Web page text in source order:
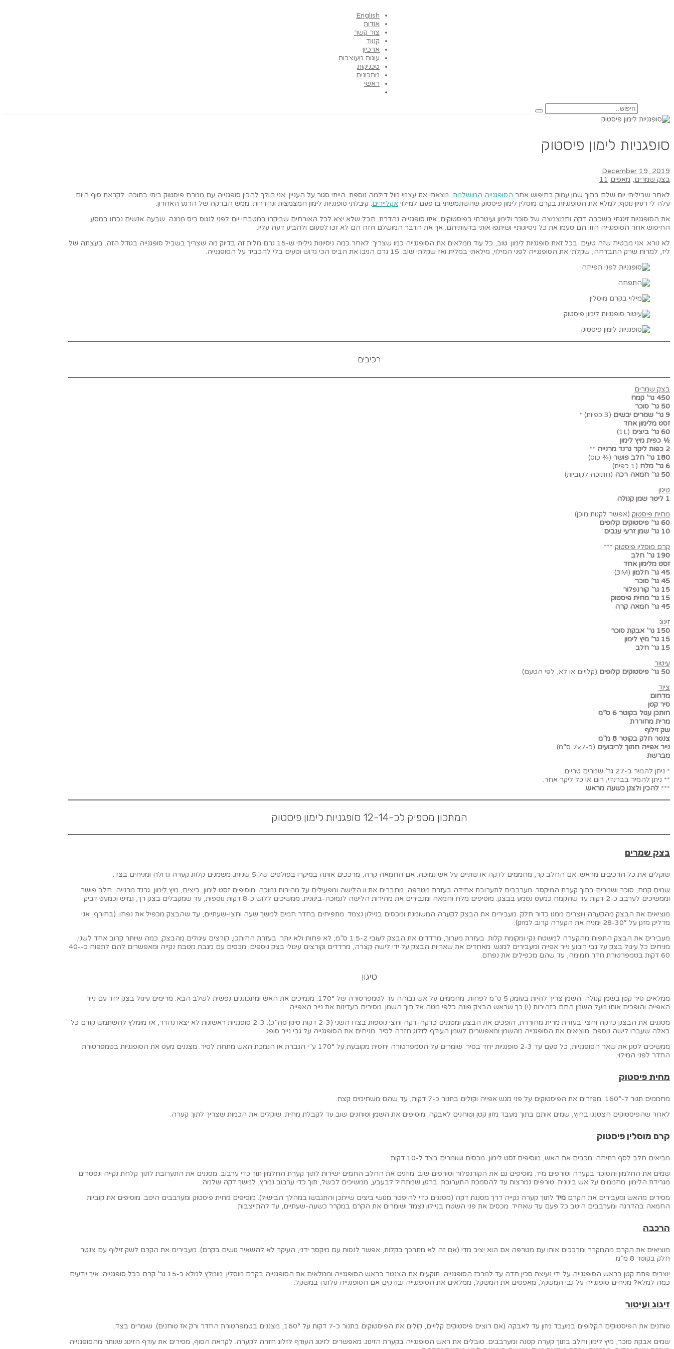
English
אודות
צור קשר
קנווד
ארכיון
עוגות מעוצבות
טכניקות
מתכונים
ראשי
סופגניות לימון פיסטוק
December 19, 2019
בצק שמרים, מאפים 11
לאחר שביליתי יום שלם בתוך שמן עמוק בחיפוש אחר הסופגנייה המושלמת, מצאתי את עצמי מול דילמה נוספת. הייתי סגור על העניין. אני הולך להכין סופגנייה עם ממרח פיסטוק ביתי בתוכה. לקראת סוף היום,
עלה לי רעיון נוסף; למלא את הסופגניות בקרם מוסלין לימון פיסטוק שהשתמשתי בו פעם למילוי אקליירים. קיבלתי סופגניות לימון חמצמצות ונהדרות. ממש הברקה של הרגע האחרון.
את הסופגניות זיגגתי בשכבה דקה וחמצמצה של סוכר ולימון ועיטרתי בפיסטוקים. איזו סופגנייה נהדרת. חבל שלא יצא לכל האורחים שביקרו במטבחי יום לפני לנגוס ביס ממנה. שבעה אנשים נכחו במסע
החיפוש אחר הסופגנייה הזו. הם טעמו את כל ניסיונותיי ושיתפו אותי בדעותיהם. אך את הדבר המושלם הזה הם לא זכו לטעום ולהביע דעה עליו.
לא נורא. אני מבטיח שזה טעים. בכל זאת סופגניות לימון. טוב, כל עוד ממלאים את הסופגנייה כמו שצריך. לאחר כמה ניסיונות גיליתי ש-15 גרם מלית זה בדיוק מה שצריך בשביל סופגנייה בגודל הזה. בעצתה של
ליז, למרות שרק התבדחה, שקלתי את הסופגנייה לפני המילוי, מילאתי במלית ואז שקלתי שוב. 15 גרם הניבו את הביס הכי גדוש וטעים בלי להכביד על הסופגנייה.
רכיבים
בצק שמרים
450 גר’ קמח
50 גר’ סוכר
9 גר’ שמרים יבשים
(3 כפיות)
*
זסט מלימון אחד
60 גר’ ביצים
(1L)
½ כפית מיץ לימון
2 כפות ליקר גרנד מרנייה
**
180 גר’ חלב פושר
(¾ כוס)
6 גר’ מלח
(1 כפית)
50 גר’ חמאה רכה
(חתוכה לקוביות)
טיגון
1 ליטר שמן קנולה
מחית פיסטוק (אפשר לקנות מוכן)
60 גר’ פיסטוקים קלופים
10 גר’ שמן זרעי ענבים
קרם מוסלין פיסטוק ***
190 גר’ חלב
זסט מלימון אחד
45 גר’ חלמון
(3M)
45 גר’ סוכר
15 גר’ קורנפלור
15 גר’ מחית פיסטוק
45 גר’ חמאה קרה
זיגוג
150 גר’ אבקת סוכר
15 גר’ מיץ לימון
15 גר’ חלב
עיטור
50 גר’ פיסטוקים קלופים
(קלויים או לא, לפי הטעם)
ציוד
מדחום
סיר קטן
חותכן עגול בקוטר 6 ס”מ
מרית מחוררת
שק זילוף
צנטר חלק בקוטר 8 מ”מ
נייר אפייה חתוך לריבועים (כ-7×7 ס”מ)
מברשת
* ניתן להמיר ב-27 גר’ שמרים טריים.
** ניתן להמיר בברנדי, רום או כל ליקר אחר.
*** להכין ולצנן כשעה מראש.
המתכון מספיק לכ-12-14 סופגניות לימון פיסטוק
בצק שמרים
שוקלים את כל הרכיבים מראש. אם החלב קר, מחממים לדקה או שתיים על אש נמוכה. אם החמאה קרה, מרככים אותה במיקרו בפולסים של 5 שניות. משמנים קלות קערה גדולה ומניחים בצד.
שמים קמח, סוכר ושמרים בתוך קערת המיקסר. מערבבים לתערובת אחידה בעזרת מטרפה. מחברים את וו הלישה ומפעילים על מהירות נמוכה. מוסיפים זסט לימון, ביצים, מיץ לימון, גרנד מרנייה, חלב פושר
וממשיכים לערבב כ-2 דקות עד שהקמח כמעט נטמע בבצק. מוסיפים מלח וחמאה ומגבירים את מהירות הלישה לנמוכה-בינונית. ממשיכים ללוש כ-8 דקות נוספות, עד שמקבלים בצק רך, גמיש וכמעט דביק.
מוציאים את הבצק מהקערה ויוצרים ממנו כדור חלק. מעבירים את הבצק לקערה המשומנת ומכסים בניילון נצמד. מתפיחים בחדר חמים למשך שעה וחצי-שעתיים, עד שהבצק מכפיל את נפחו. (בחורף, אני
מדליק מזגן על 28-30° ומניח את הקערה קרוב למזגן).
מעבירים את הבצק התפוח מהקערה למשטח נקי ומקומח קלות. בעזרת מערוך, מרדדים את הבצק לעובי 1.5-2 ס”מ, לא פחות ולא יותר. בעזרת החותכן, קורצים עיגולים מהבצק, כמה שיותר קרוב אחד לשני.
מניחים כל עיגול בצק על גבי ריבוע נייר אפייה ומעבירים למגש. מאחדים את שאריות הבצק על ידי לישה קצרה, מרדדים וקורצים עיגולי בצק נוספים. מכסים עם מגבת מטבח נקייה ומאפשרים להם לתפוח כ-40-
60 דקות בטמפרטורת חדר חמימה, עד שהם מכפילים את נפחם.
טיגון
ממלאים סיר קטן בשמן קנולה. השמן צריך להיות בעומק 5 ס”מ לפחות. מחממים על אש גבוהה עד לטמפרטורה של 170°. מנמיכים את האש ומתכוננים נפשית לשלב הבא. מרימים עיגול בצק יחד עם נייר
האפייה והופכים אותו מעל השמן החם בזהירות (!) כך שראש הבצק פונה כלפי מטה אל תוך השמן. מסירים בעדינות את נייר האפייה.
מטגנים את הבצק כדקה וחצי. בעזרת מרית מחוררת, הופכים את הבצק ומטגנים כדקה-דקה וחצי נוספות בצדו השני (2-3 דקות טיגון סה”כ). 2-3 סופגניות ראשונות לא יצאו נהדר, אז מומלץ להשתמש קודם כל
באלה שעברו לישה נוספת. מוציאים את הסופגנייה מהשמן ומאפשרים לשמן העודף לזלוג חזרה לסיר. מניחים את הסופגנייה על גבי נייר סופג.
ממשיכים לטגן את שאר הסופגניות, כל פעם עד 2-3 סופגניות יחד בסיר. שומרים על הטמפרטורה יחסית מקובעת על 170° ע”י הגברת או הנמכת האש מתחת לסיר. מצננים מעט את הסופגניות בטמפרטורת
החדר לפני המילוי.
מחית פיסטוק
מחממים תנור ל-160°. מפזרים את הפיסטוקים על פני מגש אפייה וקולים בתנור כ-7 דקות, עד שהם משחימים קצת.
לאחר שהפיסטוקים הצטננו בחוץ, שמים אותם בתוך מעבד מזון קטן וטוחנים לאבקה. מוסיפים את השמן וטוחנים שוב עד לקבלת מחית. שוקלים את הכמות שצריך לתוך קערה.
קרם מוסלין פיסטוק
מביאים חלב לסף רתיחה. מכבים את האש, מוסיפים זסט לימון, מכסים ושומרים בצד ל-10 דקות.
שמים את החלמון והסוכר בקערה וטורפים מיד. מוסיפים גם את הקורנפלור וטורפים שוב. מוזגים את החלב החמים ישירות לתוך קערת החלמון תוך כדי ערבוב. מסננים את התערובת לתוך קלחת נקייה ונפטרים
מגרידת הלימון. מחממים על אש בינונית. טורפים נמרצות עד להסמכת התערובת. ברגע שמתחיל לבעבע, ממשיכים לבשל, תוך כדי ערבוב נמרץ, למשך דקה שלמה.
מסירים מהאש ומעבירים את הקרם מיד לתוך קערה נקייה דרך מסננת דקה (מסננים כדי להיפטר מגושי ביצים שייתכן והתגבשו במהלך הבישול). מוסיפים מחית פיסטוק ומערבבים היטב. מוסיפים את קוביות
החמאה בהדרגה ומערבבים היטב כל פעם עד שאחיד. מכסים את פני השטח בניילון נצמד ושומרים את הקרם במקרר כשעה-שעתיים, עד להתייצבות.
הרכבה
מוציאים את הקרם מהמקרר ומרככים אותו עם מטרפה אם הוא יציב מדי (אם זה לא מתרכך בקלות, אפשר לנסות עם מיקסר ידני, העיקר לא להשאיר גושים בקרם). מעבירים את הקרם לשק זילוף עם צנטר
חלק בקוטר 8 מ”מ.
יוצרים פתח קטן בראש הסופגנייה על ידי נעיצת סכין חדה עד למרכז הסופגנייה. תוקעים את הצנטר בראש הסופגנייה וממלאים את הסופגנייה בקרם מוסלין. מומלץ למלא כ-15 גר’ קרם בכל סופגנייה. איך יודעים
כמה למלא? מניחים סופגנייה על גבי המשקל, מאפסים את המשקל, ממלאים את הסופגנייה ובודקים אם הסופגנייה עלתה במשקל.
זיגוג ועיטור
טוחנים את הפיסטוקים הקלופים במעבד מזון עד לאבקה (אם רוצים פיסטוקים קלויים, קולים את הפיסטוקים בתנור כ-7 דקות על 160°, מצננים בטמפרטורת החדר ורק אז טוחנים). שומרים בצד.
שמים אבקת סוכר, מיץ לימון וחלב בתוך קערה קטנה ומערבבים. טובלים את ראש הסופגנייה בקערת הזיגוג. מאפשרים לזיגוג העודף לזלוג חזרה לקערה. לקראת הסוף, מסירים את עודף הזיגוג שנותר מהסופגנייה